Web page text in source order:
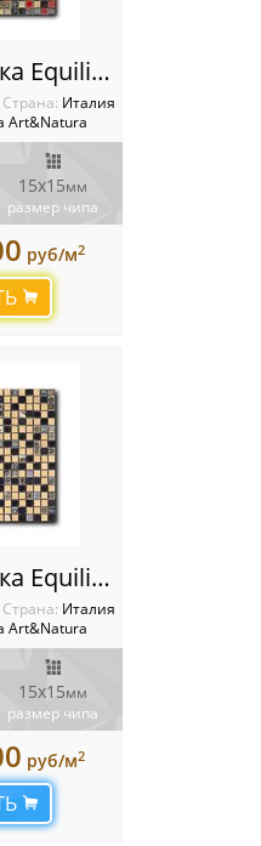
007A Мозаика Equilibrio
Cтрана: Италия
Art&Natura
15x15мм
размер чипа
руб/м2
008A Мозаика Equilibrio
Cтрана: Италия
Art&Natura
15x15мм
размер чипа
руб/м2